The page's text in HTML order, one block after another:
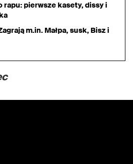
rapu: pierwsze kasety, dissy i
m.in. Małpa, susk, Bisz i